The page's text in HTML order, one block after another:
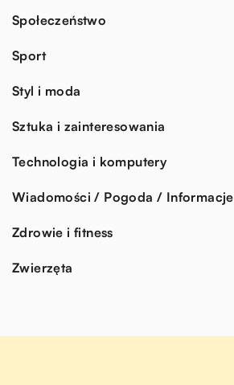
Społeczeństwo
Sport
Styl i moda
Sztuka i zainteresowania
Technologia i komputery
Wiadomości / Pogoda / Informacje
Zdrowie i fitness
Zwierzęta